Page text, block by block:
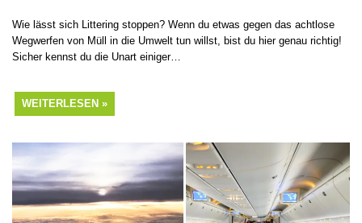
Wie lässt sich Littering stoppen? Wenn du etwas gegen das achtlose
Wegwerfen von Müll in die Umwelt tun willst, bist du hier genau richtig!
Sicher kennst du die Unart einiger…
WEITERLESEN »